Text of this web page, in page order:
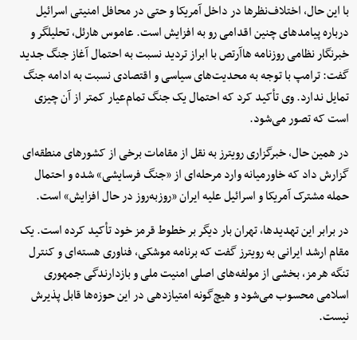
با این حال، اختلاف‌نظرها در داخل آمریکا و حتی در محافل امنیتی اسرائیل
درباره پیامدهای چنین اقدامی رو به افزایش است. عاموس هارئل، تحلیلگر و
خبرنگار نظامی روزنامه هاآرتص با ابراز تردید نسبت به احتمال آغاز جنگ جدید
گفت: ترامپ با توجه به محدیت‌های سیاسی و اقتصادی نسبت به ادامه جنگ
تمایل ندارد. وی تأکید کرد که احتمال یک جنگ تمام‌عیار کمتر از آن چیزی
است که تصور می‌شود.
در همین حال، خبرگزاری رویترز به نقل از مقامات برخی از کشورهای منطقه‌ای
گزارش داد که خاورمیانه وارد مرحله‌ای از «جنگ فرسایشی» شده و احتمال
حمله مشترک آمریکا و اسرائیل علیه ایران «روزبه‌روز در حال افزایش» است.
در برابر این تهدیدها، تهران بار دیگر بر خطوط قرمز خود تأکید کرده است. یک
مقام ارشد ایرانی به رویترز گفت که برنامه موشکی، فناوری هسته‌ای و کنترل
تنگه هرمز، بخشی از مولفه‌های اصلی امنیت ملی و بازدارندگی جمهوری
اسلامی محسوب می‌شود و هیچ‌گونه امتیازدهی در این حوزه‌ها قابل پذیرش
نیست.